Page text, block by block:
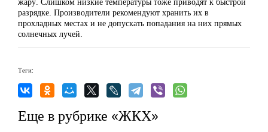
разрядке. Производители рекомендуют хранить их в
прохладных местах и не допускать попадания на них прямых
солнечных лучей.
Теги:
Еще в рубрике «ЖКХ»